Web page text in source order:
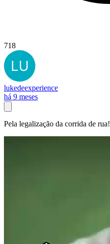
718
lukedeexperience
há 9 meses
Pela legalização da corrida de rua!